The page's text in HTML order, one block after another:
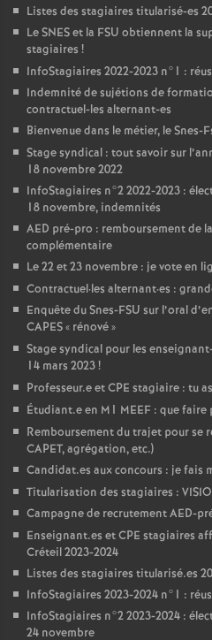
Listes des stagiaires titularisé-es
LeSNESet la FSU obtiennent la
stagiaires !
InfoStagiaires 2022-2023 n°1 :
Indemnité de sujétions de
contractuel-les alternant-es
Bienvenue dans le métier, le Snes-
Stage syndical : tout savoir sur
18 novembre 2022
InfoStagiaires n°2 2022-2023 :
18 novembre, indemnités
AED pré-pro : remboursement de
complémentaire
Le 22 et 23 novembre : je vote en
Contractuel·les alternant·es :
Enquête du Snes-FSU sur l’oral
CAPES« rénové»
Stage syndical pour les
14 mars 2023!
Professeur.e etCPE stagiaire : tu
Étudiant.e en M1 MEEF : que faire
Remboursement du trajet pour se
CAPET, agrégation, etc.)
Candidat.es aux concours : je fais
Titularisation des stagiaires : VISIO
Campagne de recrutementAED-
Enseignant.es etCPE stagiaires
Créteil 2023-2024
Listes des stagiaires titularisé.es
InfoStagiaires 2023-2024 n°1 :
InfoStagiaires n°2 2023-2024 :
24 novembre